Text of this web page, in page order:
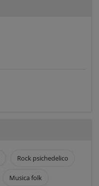
Rock psichedelico
Musica folk